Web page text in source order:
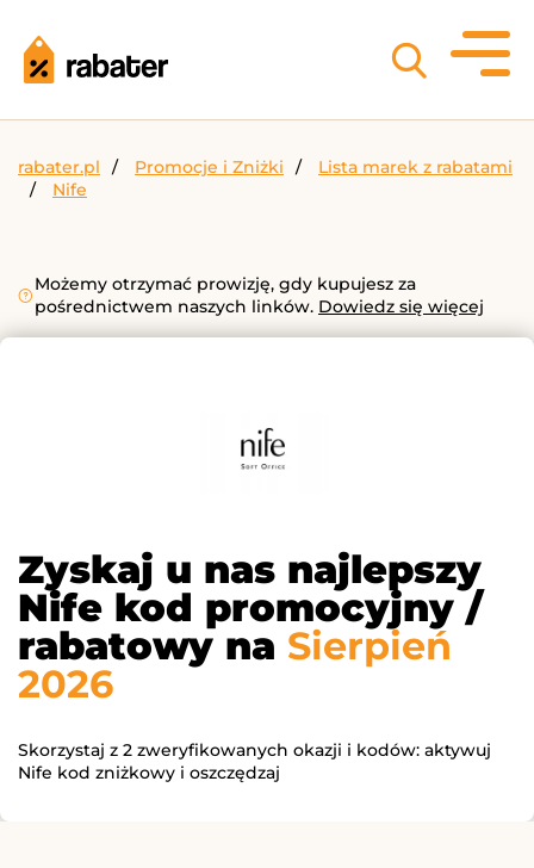
rabater.pl Promocje i Zniżki
Lista marek z rabatami
Nife
Możemy otrzymać prowizję, gdy kupujesz za
pośrednictwem naszych linków. Dowiedz się więcej
Zyskaj u nas najlepszy
Nife kod promocyjny /
rabatowy na Sierpień
2026
Skorzystaj z 2 zweryfikowanych okazji i kodów: aktywuj
Nife kod zniżkowy i oszczędzaj